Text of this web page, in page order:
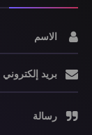
الاسم
بريد إلكتروني
رسالة